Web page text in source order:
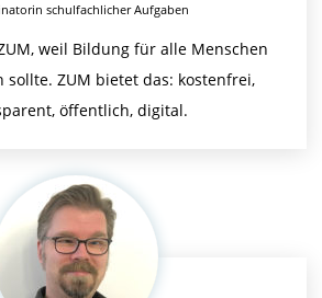
schulfachlicher Aufgaben
weil Bildung für alle Menschen
sollte. ZUM bietet das: kostenfrei,
öffentlich, digital.